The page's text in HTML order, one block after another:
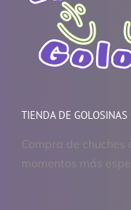
TIENDA DE GOLOSINAS
Compra de chuches
momentos más